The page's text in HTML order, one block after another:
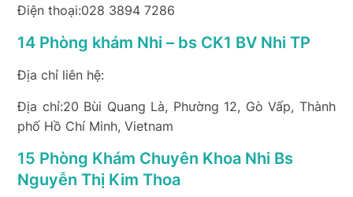
Điện thoại:028 3894 7286
14 Phòng khám Nhi – bs CK1 BV Nhi TP
Địa chỉ liên hệ:
Địa chỉ:20 Bùi Quang Là, Phường 12, Gò Vấp, Thành
phố Hồ Chí Minh, Vietnam
15 Phòng Khám Chuyên Khoa Nhi Bs
Nguyễn Thị Kim Thoa